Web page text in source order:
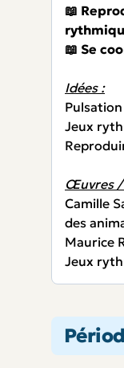
📖
📖 Se
Idées :
Jeux
Œuvres /
Camille
des
Maurice
Jeux